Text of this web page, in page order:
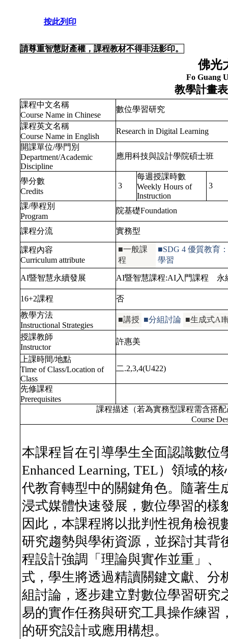
按此列印
請尊重智慧財產權，課程教材不得非法影印。
佛光
Fo Guang
教學計畫表
課程中文名稱
Course Name in Chinese
數位學習研究
課程英文名稱
Course Name in English
Research in Digital Learning
開課單位/學門別
Department/Academic
Discipline
應用科技與設計學院碩士班
學分數
Credits
3
每週授課時數
Weekly Hours of
Instruction
3
課/學程別
Program
院基礎Foundation
課程分流 實務型
課程內容
Curriculum attribute
■一般課
程
■SDG 4 優質教育
學習
AI暨智慧永續發展 AI暨智慧課程:AI入門課程 永
16+2課程
否
教學方法
Instructional Strategies
■講授 ■分組討論 ■生成式AI
授課教師
Instructor
許惠美
上課時間/地點
Time of Class/Location of
Class
二.2,3,4(U422)
先修課程
Prerequisites
課程描述（若為實務型課程需含搭
Course
本課程旨在引導學生全面認識數位
Enhanced Learning, TEL）領域的
代教育轉型中的關鍵角色。隨著
浸式媒體快速發展，數位學習的樣
因此，本課程將以批判性視角檢
研究趨勢與學術資源，並探討其背
程設計強調「理論與實作並重」、
式，學生將透過精讀關鍵文獻、分
組討論，逐步建立對數位學習研究
易的實作任務與研究工具操作練
的研究設計或應用構想。